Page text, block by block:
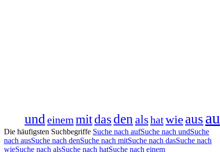
undeinemmitdasdenalshatwieaus
Die häufigsten Suchbegriffe Suche nach aufSuche nach undSuche
nach ausSuche nach denSuche nach mitSuche nach dasSuche nach
wieSuche nach alsSuche nach hatSuche nach einem